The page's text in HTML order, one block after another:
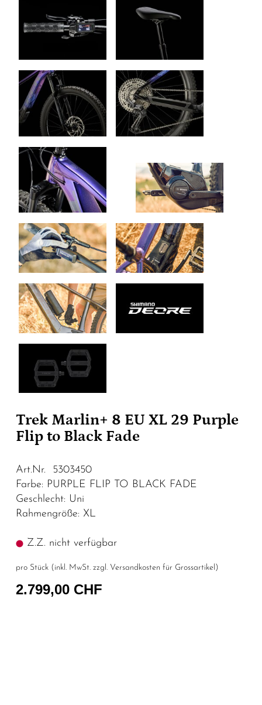
Trek Marlin+ 8 EU XL 29 Purple
Flip to Black Fade
Art.Nr. 5303450
Farbe: PURPLE FLIP TO BLACK FADE
Geschlecht: Uni
Rahmengröße: XL
Z.Z. nicht verfügbar
pro Stück (inkl. MwSt. zzgl. Versandkosten für Grossartikel )
2.799,00 CHF